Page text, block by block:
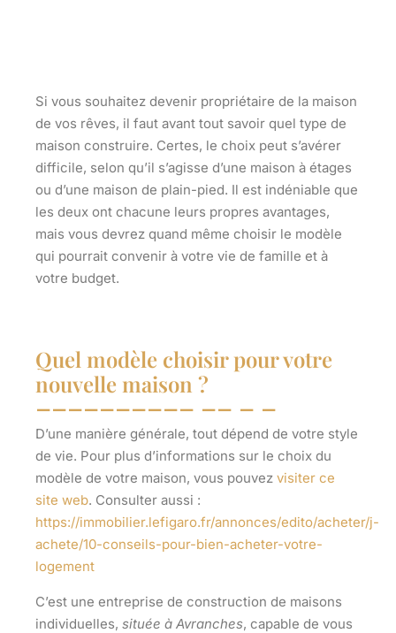
Si vous souhaitez devenir propriétaire de la maison
de vos rêves, il faut avant tout savoir quel type de
maison construire. Certes, le choix peut s’avérer
difficile, selon qu’il s’agisse d’une maison à étages
ou d’une maison de plain-pied. Il est indéniable que
les deux ont chacune leurs propres avantages,
mais vous devrez quand même choisir le modèle
qui pourrait convenir à votre vie de famille et à
votre budget.
Quel modèle choisir pour votre
nouvelle maison ?
D’une manière générale, tout dépend de votre style
de vie. Pour plus d’informations sur le choix du
modèle de votre maison, vous pouvez visiter ce
site web. Consulter aussi :
https://immobilier.lefigaro.fr/annonces/edito/acheter/j-
achete/10-conseils-pour-bien-acheter-votre-
logement
C’est une entreprise de construction de maisons
individuelles, située à Avranches, capable de vous